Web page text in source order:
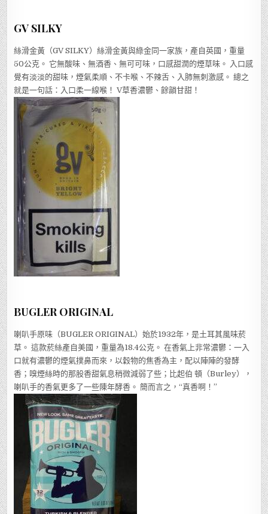
GV SILKY
絲滑金黃（GV SILKY）絲滑金黃與綠金同一家族，產自英國，重量
50公克。 它無酸味、無酒香、無可可味，口感甜潤的煙草味。 入口感
覺有淡淡的甜味，煙氣柔順、不卡喉、不辣舌、入肺無刺激感。 總之
就是一句話：入口柔一線喉！ V草香濃鬱、餘韻甘甜！
BUGLER ORIGINAL
喇叭手原味（BUGLER ORIGINAL）始於1932年，是土耳其風味菸
草。 這款菸絲產自美國，重量為18.4公克。 在香氣上非常濃鬱：一入
口就有濃鬱的煙氣撲鼻而來，以穀物的焦香為主，配以陣陣的發酵
香；嗅煙絲時的那股香甜氣息稍微減弱了些；比起伯 頓（Burley），
喇叭手的香氣更多了一些陳年酵香。 簡而言之，“真香啊！”